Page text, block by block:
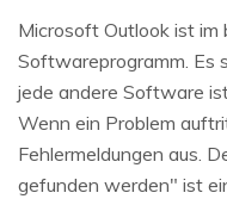
Microsoft Outlook ist im
Softwareprogramm. Es
jede andere Software
Wenn ein Problem
Fehlermeldungen aus.
gefunden werden" ist